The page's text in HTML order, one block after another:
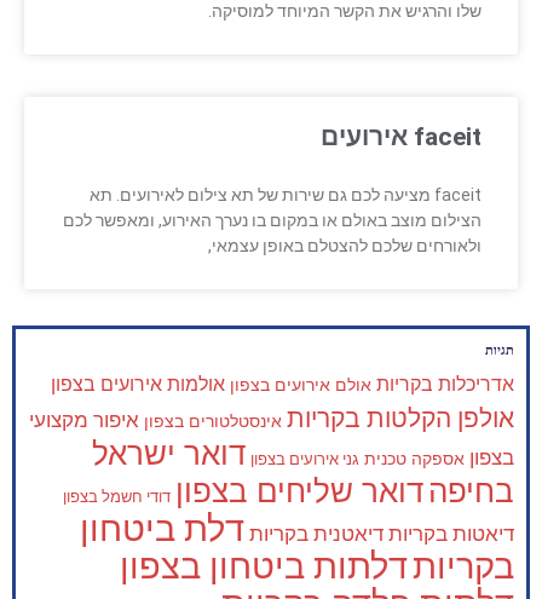
שלו והרגיש את הקשר המיוחד למוסיקה.
faceit אירועים
faceit מציעה לכם גם שירות של תא צילום לאירועים. תא
הצילום מוצב באולם או במקום בו נערך האירוע, ומאפשר לכם
ולאורחים שלכם להצטלם באופן עצמאי,
תגיות
אדריכלות בקריות אולם אירועים בצפון אולמות אירועים בצפון
אולפן הקלטות בקריות אינסטלטורים בצפון איפור מקצועי
בצפון אספקה טכנית גני אירועים בצפון דואר ישראל
בחיפה דואר שליחים בצפון דודי חשמל בצפון
דיאטות בקריות דיאטנית בקריות דלת ביטחון
בקריותדלתות ביטחון בצפון